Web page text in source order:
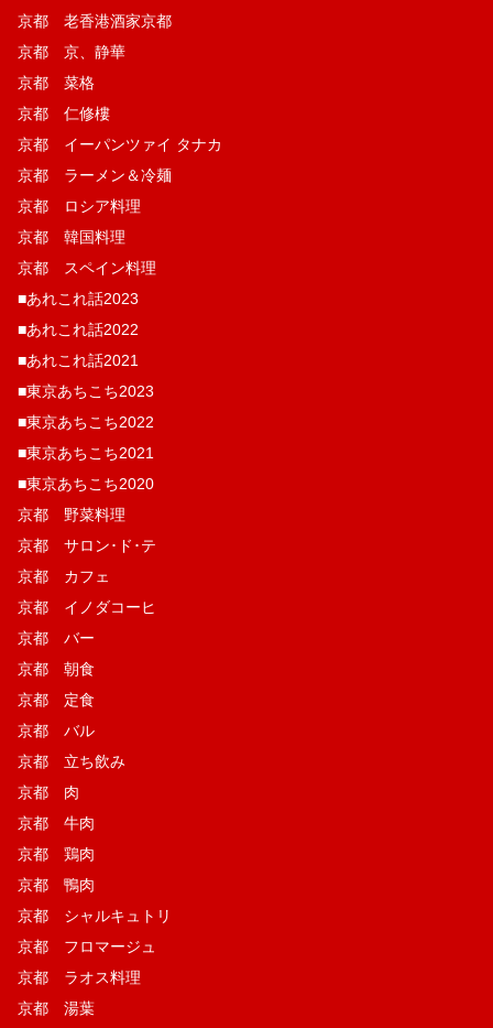
京都 老香港酒家京都
京都 京、静華
京都 菜格
京都 仁修樓
京都 イーパンツァイ タナカ
京都 ラーメン＆冷麺
京都 ロシア料理
京都 韓国料理
京都 スペイン料理
■あれこれ話2023
■あれこれ話2022
■あれこれ話2021
■東京あちこち2023
■東京あちこち2022
■東京あちこち2021
■東京あちこち2020
京都 野菜料理
京都 サロン･ド･テ
京都 カフェ
京都 イノダコーヒ
京都 バー
京都 朝食
京都 定食
京都 バル
京都 立ち飲み
京都 肉
京都 牛肉
京都 鶏肉
京都 鴨肉
京都 シャルキュトリ
京都 フロマージュ
京都 ラオス料理
京都 湯葉